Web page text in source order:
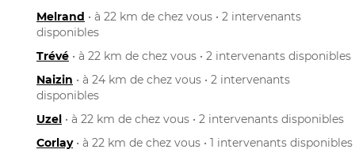
Melrand • à 22 km de chez vous • 2 intervenants
disponibles
Trévé • à 22 km de chez vous • 2 intervenants disponibles
Naizin • à 24 km de chez vous • 2 intervenants
disponibles
Uzel • à 22 km de chez vous • 2 intervenants disponibles
Corlay• à 22 km de chez vous • 1 intervenants disponibles